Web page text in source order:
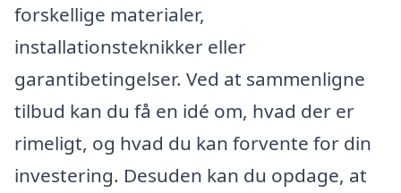
forskellige materialer,
installationsteknikker eller
garantibetingelser. Ved at sammenligne
tilbud kan du få en idé om, hvad der er
rimeligt, og hvad du kan forvente for din
investering. Desuden kan du opdage, at